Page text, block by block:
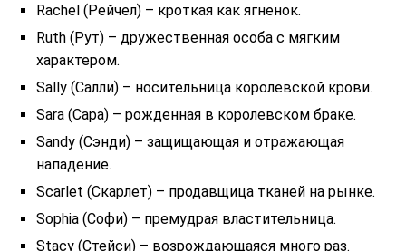
Rachel (Рейчел) – кроткая как ягненок.
Ruth (Рут) – дружественная особа с мягким
характером.
Sally (Салли) – носительница королевской крови.
Sara (Сара) – рожденная в королевском браке.
Sandy (Сэнди) – защищающая и отражающая
нападение.
Scarlet (Скарлет) – продавщица тканей на рынке.
Sophia (Софи) – премудрая властительница.
Stacy (Стейси) – возрождающаяся много раз.